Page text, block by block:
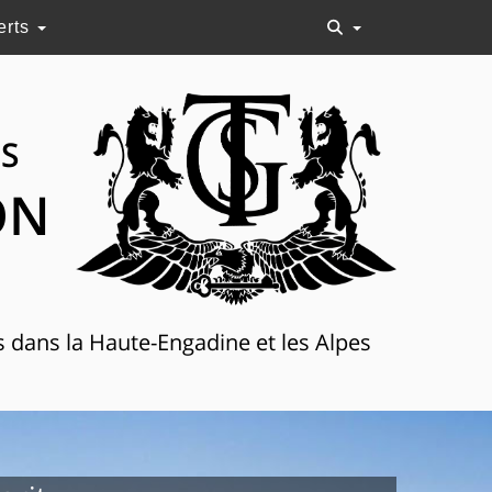
la Haute-Engadine et les Alpes